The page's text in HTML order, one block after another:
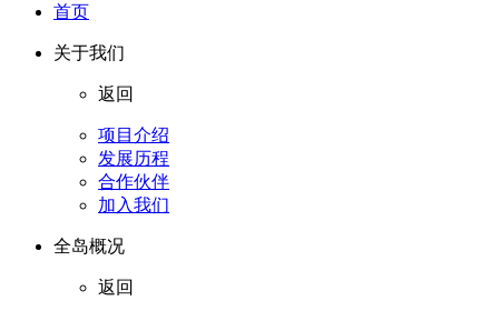
首页
关于我们
返回
项目介绍
发展历程
合作伙伴
加入我们
全岛概况
返回